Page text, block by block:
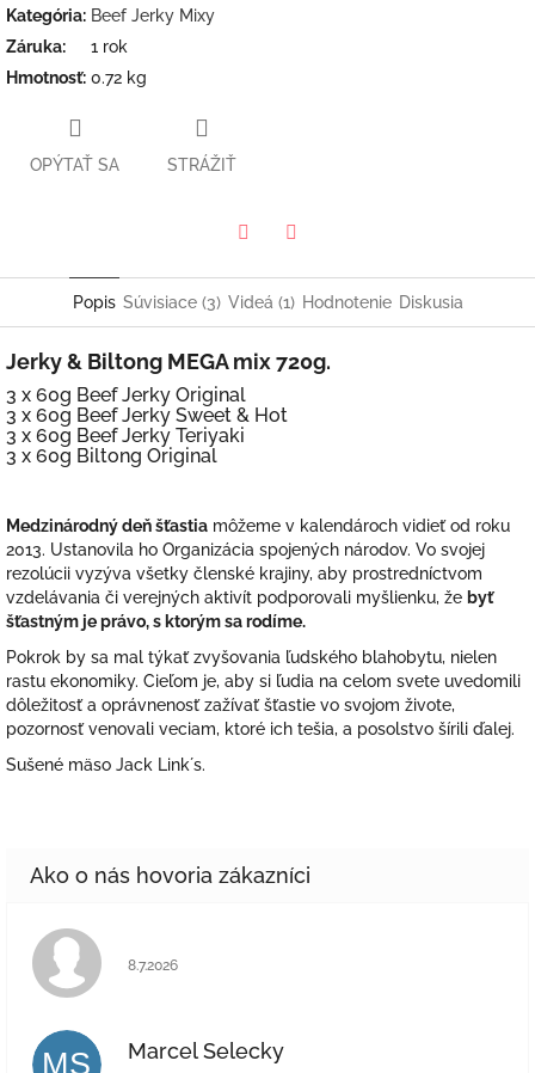
Kategória: Beef Jerky Mixy
Záruka:
1 rok
Hmotnosť: 0.72 kg
OPÝTAŤ SA STRÁŽIŤ
Popis Súvisiace (3) Videá (1) Hodnotenie Diskusia
Jerky & Biltong MEGA mix 720g.
3 x 60g Beef Jerky Original
3 x 60g Beef Jerky Sweet & Hot
3 x 60g Beef Jerky Teriyaki
3 x 60g Biltong Original
Medzinárodný deň šťastia môžeme v kalendároch vidieť od roku
2013. Ustanovila ho Organizácia spojených národov. Vo svojej
rezolúcii vyzýva všetky členské krajiny, aby prostredníctvom
vzdelávania či verejných aktivít podporovali myšlienku, že byť
šťastným je právo, s ktorým sa rodíme.
Pokrok by sa mal týkať zvyšovania ľudského blahobytu, nielen
rastu ekonomiky. Cieľom je, aby si ľudia na celom svete uvedomili
dôležitosť a oprávnenosť zažívať šťastie vo svojom živote,
pozornosť venovali veciam, ktoré ich tešia, a posolstvo šírili ďalej.
Sušené mäso Jack Link´s.
Hodnotenie obchodu je 5 z 5 hviezdičiek.
8.7.2026
MS Marcel Selecky